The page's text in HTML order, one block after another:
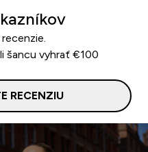
šancu vyhrať €100
RECENZIU